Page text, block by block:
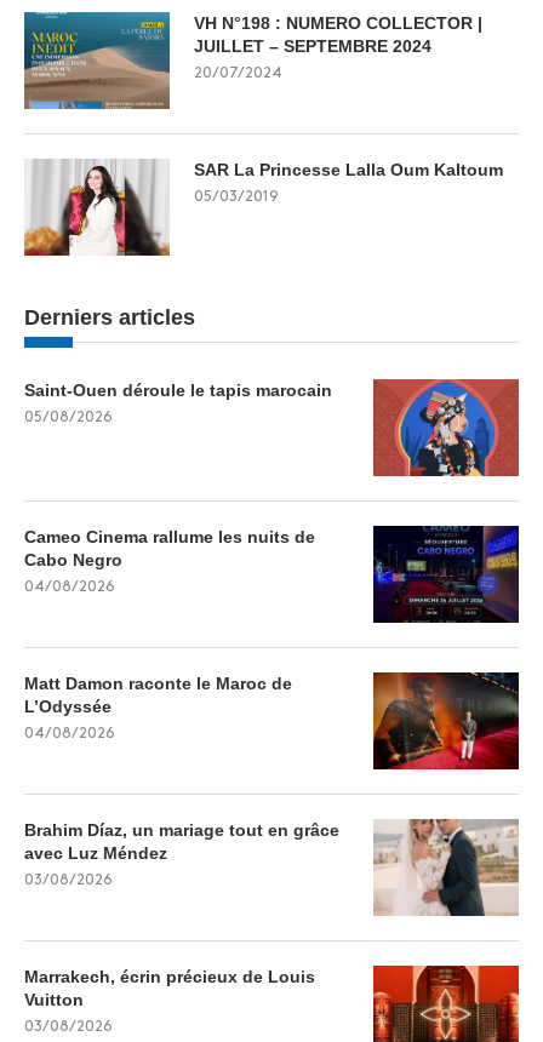
VH N°198 : NUMERO COLLECTOR |
JUILLET – SEPTEMBRE 2024
20/07/2024
SAR La Princesse Lalla Oum Kaltoum
05/03/2019
Derniers articles
Saint-Ouen déroule le tapis marocain
05/08/2026
Cameo Cinema rallume les nuits de
Cabo Negro
04/08/2026
Matt Damon raconte le Maroc de
L’Odyssée
04/08/2026
Brahim Díaz, un mariage tout en grâce
avec Luz Méndez
03/08/2026
Marrakech, écrin précieux de Louis
Vuitton
03/08/2026